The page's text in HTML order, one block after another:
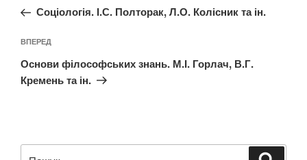
запис:Соціологія. І.С. Полторак, Л.О. Колісник та ін.
Наступний
запис
ВПЕРЕД
Основи філософських знань. М.І. Горлач, В.Г.
Кремень та ін.